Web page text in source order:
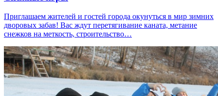
Приглашаем жителей и гостей города окунуться в мир зимних
дворовых забав! Вас ждут перетягивание каната, метание
снежков на меткость, строительство…